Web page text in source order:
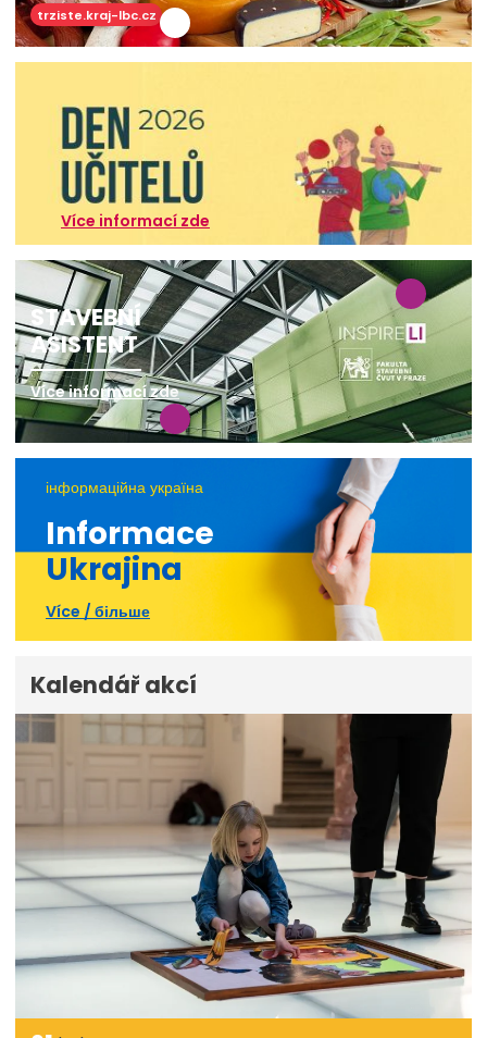
trziste.kraj-lbc.cz
Více informací zde
STAVEBNÍ
ASISTENT
Více informací zde
інформаційна україна
Informace
Ukrajina
Více / більше
Kalendář akcí